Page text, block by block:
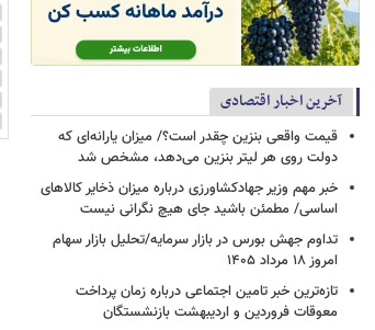
آخرین اخبار اقتصادی
قیمت واقعی بنزین چقدر است؟/ میزان یارانه‌ای که
دولت روی هر لیتر بنزین می‌دهد، مشخص شد
خبر مهم وزیر جهادکشاورزی درباره میزان ذخایر کالاهای
اساسی/ مطمئن باشید جای هیچ نگرانی نیست
تداوم جهش بورس در بازار سرمایه/تحلیل بازار سهام
امروز ۱۸ مرداد ۱۴۰۵
تازه‌ترین خبر تامین اجتماعی درباره زمان پرداخت
معوقات فروردین و اردیبهشت بازنشستگان